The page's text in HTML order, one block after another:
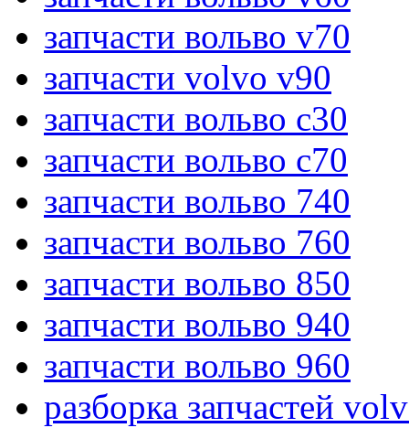
запчасти вольво v70
запчасти volvo v90
запчасти вольво c30
запчасти вольво c70
запчасти вольво 740
запчасти вольво 760
запчасти вольво 850
запчасти вольво 940
запчасти вольво 960
разборка запчастей